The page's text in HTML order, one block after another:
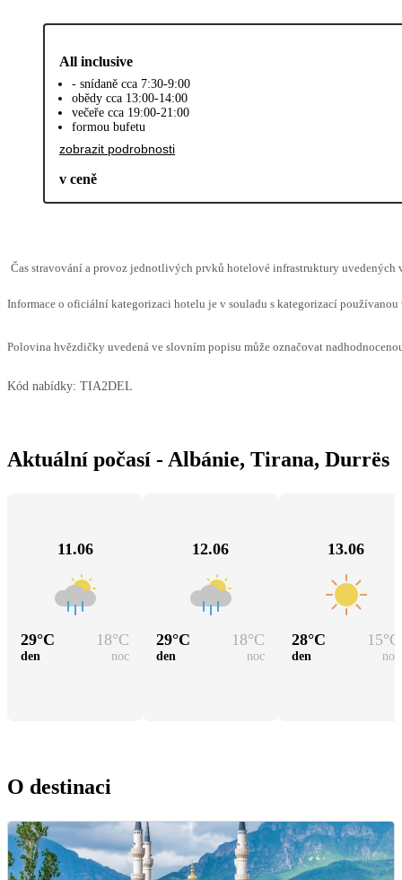
All inclusive
- snídaně cca 7:30-9:00
obědy cca 13:00-14:00
večeře cca 19:00-21:00
formou bufetu
zobrazit podrobnosti
v ceně
Čas stravování a provoz jednotlivých prvků hotelové infrastruktury uvedených
Informace o oficiální kategorizaci hotelu je v souladu s kategorizací
Polovina hvězdičky uvedená ve slovním popisu může označovat
Kód nabídky: TIA2DEL
Aktuální počasí - Albánie, Tirana, Durrës
11.06
29°C 18°C
den noc
12.06
29°C 18°C
den noc
13.06
28°C 15°C
den noc
O destinaci